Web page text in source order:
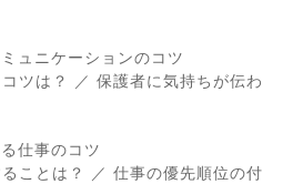
ュニケーションのコツ
ツは？ ／ 保護者に気持ちが伝わ
仕事のコツ
ことは？ ／ 仕事の優先順位の付